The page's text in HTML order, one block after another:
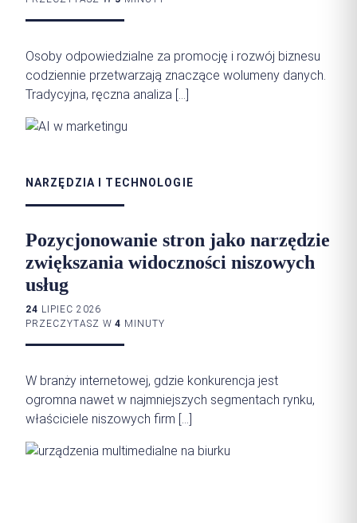
Osoby odpowiedzialne za promocję i rozwój biznesu
codziennie przetwarzają znaczące wolumeny danych.
Tradycyjna, ręczna analiza […]
NARZĘDZIA I TECHNOLOGIE
Pozycjonowanie stron jako narzędzie
zwiększania widoczności niszowych
usług
24 LIPIEC 2026
PRZECZYTASZ W4 MINUTY
W branży internetowej, gdzie konkurencja jest
ogromna nawet w najmniejszych segmentach rynku,
właściciele niszowych firm […]